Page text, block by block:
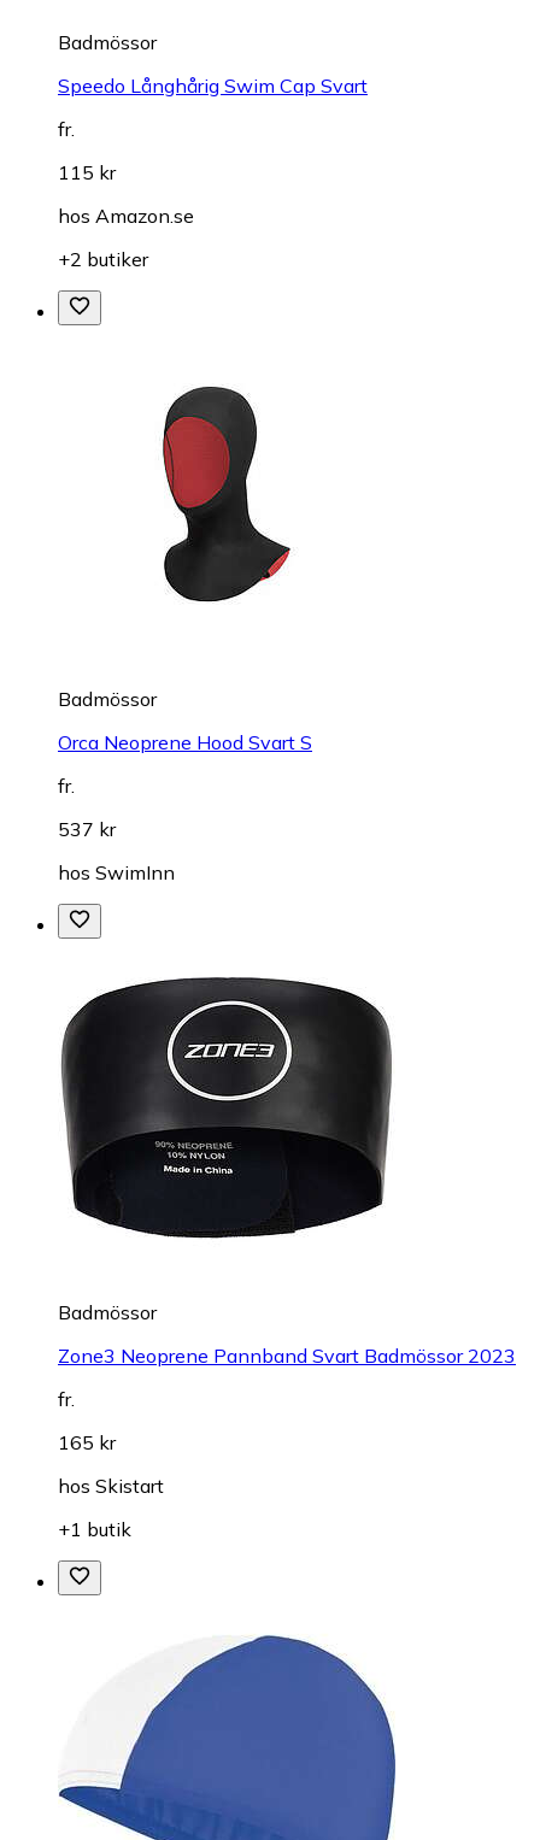
Badmössor
Speedo Långhårig Swim Cap Svart
fr.
115 kr
hos Amazon.se
+2 butiker
Badmössor
Orca Neoprene Hood Svart S
fr.
537 kr
hos SwimInn
Badmössor
Zone3 Neoprene Pannband Svart Badmössor 2023
fr.
165 kr
hos Skistart
+1 butik